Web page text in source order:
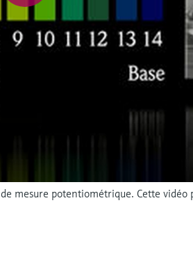
mesure potentiométrique. Cette vidéo